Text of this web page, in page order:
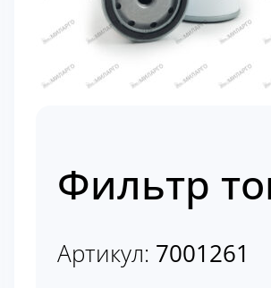
Фильтр
Артикул: 7001261